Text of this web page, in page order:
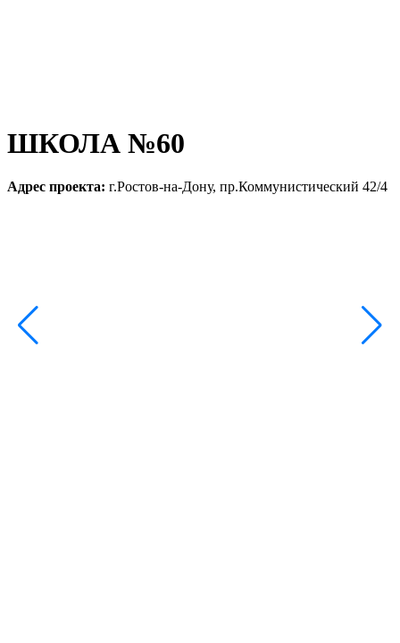
ШКОЛА №60
Адрес проекта: г.Ростов-на-Дону, пр.Коммунистический 42/4